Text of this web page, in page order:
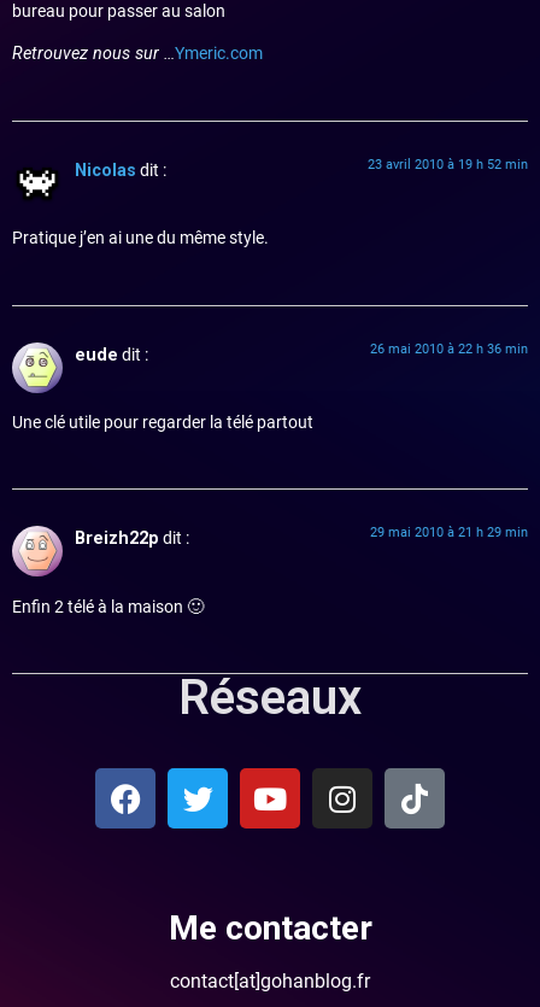
bureau pour passer au salon
Retrouvez nous sur …Ymeric.com
Nicolas dit : 23 avril 2010 à 19 h 52 min
Pratique j’en ai une du même style.
eude dit : 26 mai 2010 à 22 h 36 min
Une clé utile pour regarder la télé partout
Breizh22p dit : 29 mai 2010 à 21 h 29 min
Enfin 2 télé à la maison 🙂
Réseaux
Me contacter
contact[at]gohanblog.fr